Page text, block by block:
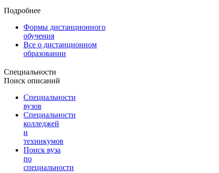
Подробнее
Формы дистанционного
обучения
Все о дистанционном
образовании
Специальности
Поиск описаний
Специальности
вузов
Специальности
колледжей
и
техникумов
Поиск вуза
по
специальности